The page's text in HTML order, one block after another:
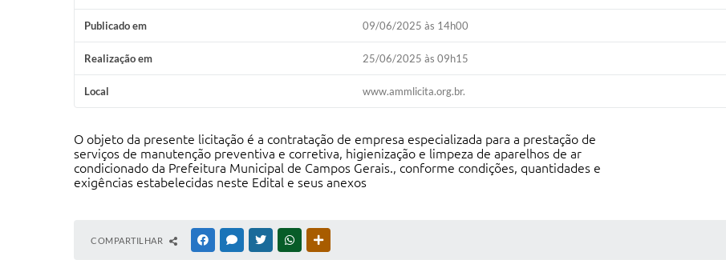
Publicado em 09/06/2025 às 14h00
Realização em 25/06/2025 às 09h15
Local www.ammlicita.org.br.
O objeto da presente licitação é a contratação de empresa especializada para a prestação de
serviços de manutenção preventiva e corretiva, higienização e limpeza de aparelhos de ar
condicionado da Prefeitura Municipal de Campos Gerais., conforme condições, quantidades e
exigências estabelecidas neste Edital e seus anexos
COMPARTILHAR FACEBOOKMESSENGER
TWITTERWHATSAPP